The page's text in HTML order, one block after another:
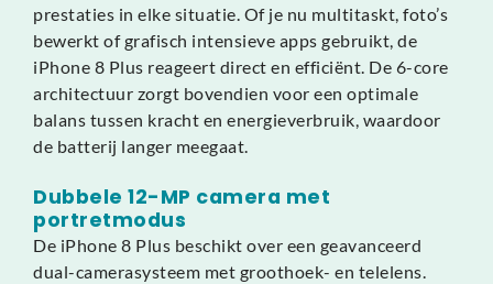
prestaties in elke situatie. Of je nu multitaskt, foto’s
bewerkt of grafisch intensieve apps gebruikt, de
iPhone 8 Plus reageert direct en efficiënt. De 6-core
architectuur zorgt bovendien voor een optimale
balans tussen kracht en energieverbruik, waardoor
de batterij langer meegaat.
Dubbele 12-MP camera met
portretmodus
De iPhone 8 Plus beschikt over een geavanceerd
dual-camerasysteem met groothoek- en telelens.